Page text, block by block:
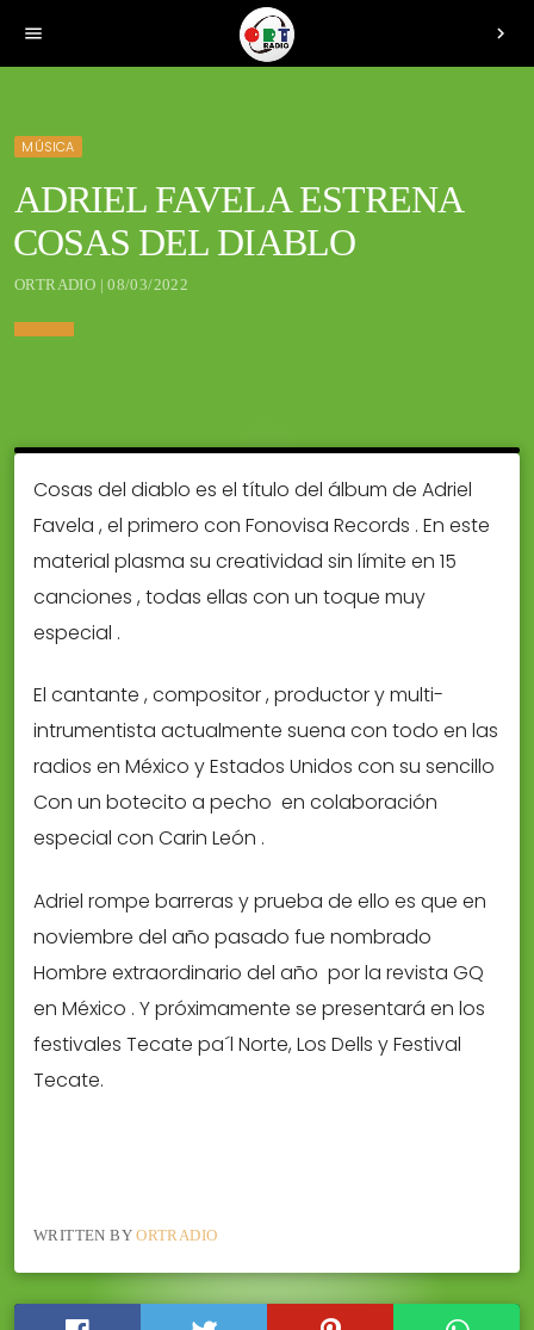
menu chevron_right
MÚSICA
ADRIEL FAVELA ESTRENA
COSAS DEL DIABLO
ORTRADIO | 08/03/2022
Cosas del diablo es el título del álbum de Adriel
Favela , el primero con Fonovisa Records . En este
material plasma su creatividad sin límite en 15
canciones , todas ellas con un toque muy
especial .
El cantante , compositor , productor y multi-
intrumentista actualmente suena con todo en las
radios en México y Estados Unidos con su sencillo
Con un botecito a pecho  en colaboración
especial con Carin León .
Adriel rompe barreras y prueba de ello es que en
noviembre del año pasado fue nombrado
Hombre extraordinario del año por la revista GQ
en México . Y próximamente se presentará en los
festivales Tecate pa´l Norte, Los Dells y Festival
Tecate.
WRITTEN BYORTRADIO